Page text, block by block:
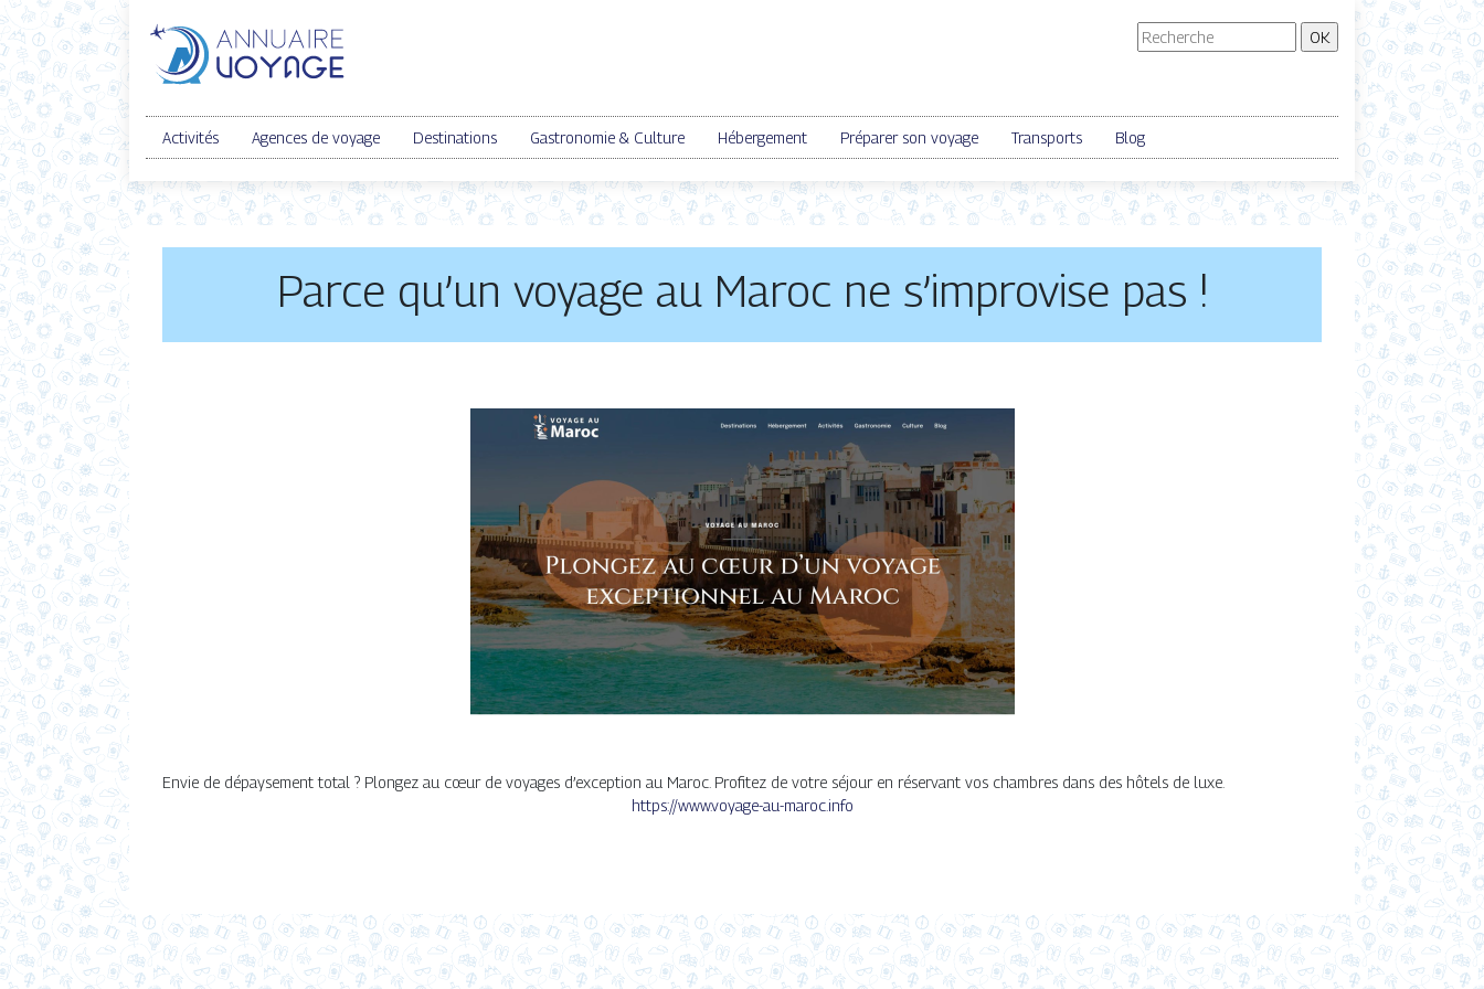
Activités Agences de voyage Destinations Gastronomie & Culture Hébergement Préparer son voyage Transports Blog
Parce qu’un voyage au Maroc ne s’improvise pas !
Envie de dépaysement total ? Plongez au cœur de voyages d’exception au Maroc. Profitez de votre séjour en réservant vos chambres dans des hôtels de luxe.
https://www.voyage-au-maroc.info